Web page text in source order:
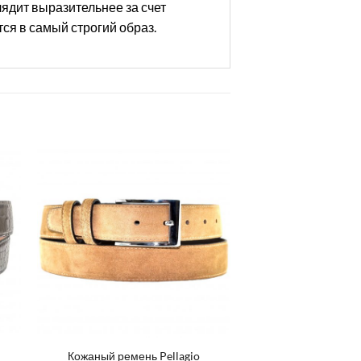
выразительнее за счет
в самый строгий образ.
Кожаный ремень Pellagio